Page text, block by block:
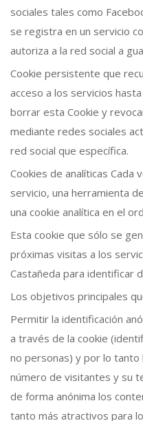
sociales tales como
se registra en un servicio
autoriza a la red social a
Cookie persistente que
acceso a los servicios
borrar esta Cookie y
mediante redes sociales
red social que específica.
Cookies de analíticas Cada
servicio, una herramienta
una cookie analítica en el
Esta cookie que sólo se
próximas visitas a los
Castañeda para identificar
Los objetivos principales
Permitir la identificación
a través de la cookie
no personas) y por lo tanto
número de visitantes y su
de forma anónima los
tanto más atractivos para